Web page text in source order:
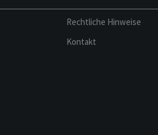
Rechtliche Hinweise
Kontakt